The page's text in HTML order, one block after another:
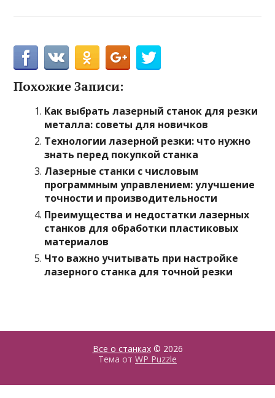
Похожие Записи:
Как выбрать лазерный станок для резки
металла: советы для новичков
Технологии лазерной резки: что нужно
знать перед покупкой станка
Лазерные станки с числовым
программным управлением: улучшение
точности и производительности
Преимущества и недостатки лазерных
станков для обработки пластиковых
материалов
Что важно учитывать при настройке
лазерного станка для точной резки
Все о станках© 2026
Тема от WP Puzzle